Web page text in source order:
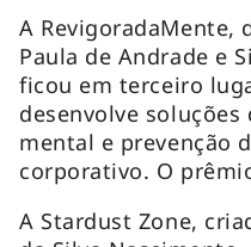
A RevigoradaMente,
Paula de Andrade e
ficou em terceiro
desenvolve
mental e prevenção
corporativo. O
A Stardust Zone,